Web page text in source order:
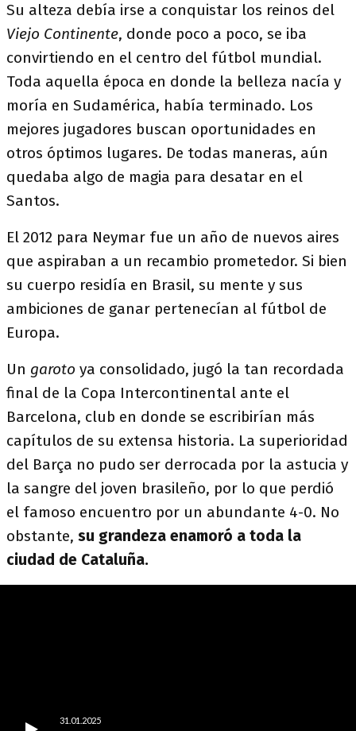
Su alteza debía irse a conquistar los reinos del
Viejo Continente, donde poco a poco, se iba
convirtiendo en el centro del fútbol mundial.
Toda aquella época en donde la belleza nacía y
moría en Sudamérica, había terminado. Los
mejores jugadores buscan oportunidades en
otros óptimos lugares. De todas maneras, aún
quedaba algo de magia para desatar en el
Santos.
El 2012 para Neymar fue un año de nuevos aires
que aspiraban a un recambio prometedor. Si bien
su cuerpo residía en Brasil, su mente y sus
ambiciones de ganar pertenecían al fútbol de
Europa.
Un garoto ya consolidado, jugó la tan recordada
final de la Copa Intercontinental ante el
Barcelona, club en donde se escribirían más
capítulos de su extensa historia. La superioridad
del Barça no pudo ser derrocada por la astucia y
la sangre del joven brasileño, por lo que perdió
el famoso encuentro por un abundante 4-0. No
obstante, su grandeza enamoró a toda la
ciudad de Cataluña.